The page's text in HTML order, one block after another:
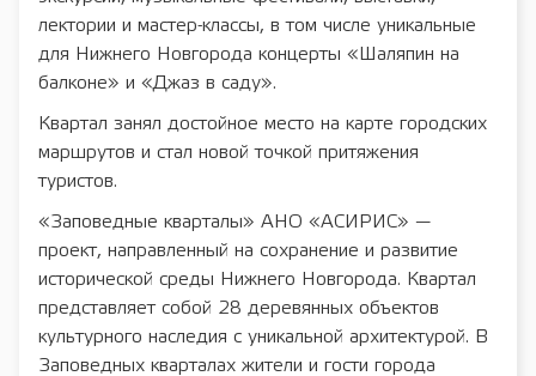
лектории и мастер-классы, в том числе уникальные
для Нижнего Новгорода концерты «Шаляпин на
балконе» и «Джаз в саду».
Квартал занял достойное место на карте городских
маршрутов и стал новой точкой притяжения
туристов.
«Заповедные кварталы» АНО «АСИРИС» —
проект, направленный на сохранение и развитие
исторической среды Нижнего Новгорода. Квартал
представляет собой 28 деревянных объектов
культурного наследия с уникальной архитектурой. В
Заповедных кварталах жители и гости города